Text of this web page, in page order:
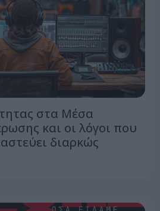
στα Μέσα
και οι λόγοι που
διαρκώς